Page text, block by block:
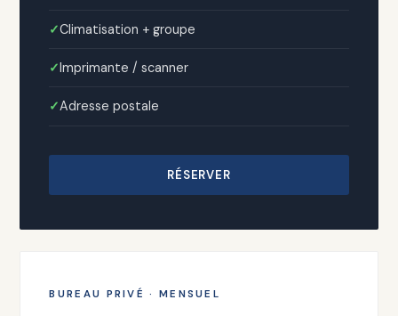
Climatisation + groupe
Imprimante / scanner
Adresse postale
RÉSERVER
BUREAU PRIVÉ · MENSUEL